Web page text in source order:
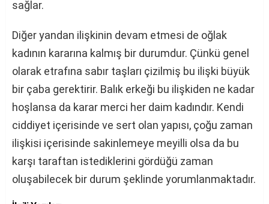
sağlar.
Diğer yandan ilişkinin devam etmesi de oğlak
kadının kararına kalmış bir durumdur. Çünkü genel
olarak etrafına sabır taşları çizilmiş bu ilişki büyük
bir çaba gerektirir. Balık erkeği bu ilişkiden ne kadar
hoşlansa da karar merci her daim kadındır. Kendi
ciddiyet içerisinde ve sert olan yapısı, çoğu zaman
ilişkisi içerisinde sakinlemeye meyilli olsa da bu
karşı taraftan istediklerini gördüğü zaman
oluşabilecek bir durum şeklinde yorumlanmaktadır.